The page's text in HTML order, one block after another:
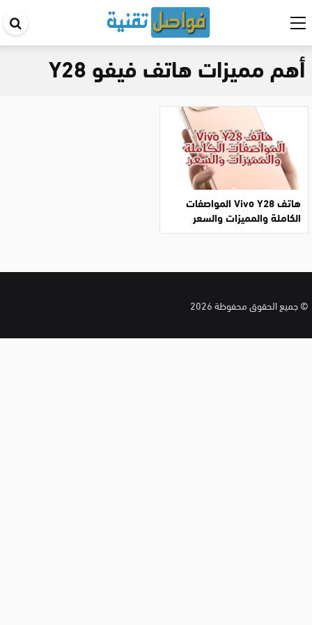
أهم مميزات هاتف فيفو Y28
هاتف Vivo Y28 المواصفات
الكاملة والمميزات والسعر
© جميع الحقوق محفوظة 2026